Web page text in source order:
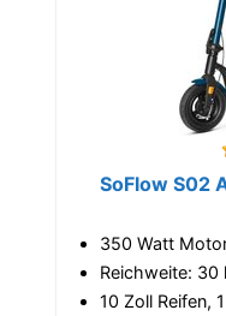
SoFlow S02
350 Watt
Reichweite: 30
10 Zoll Reifen,